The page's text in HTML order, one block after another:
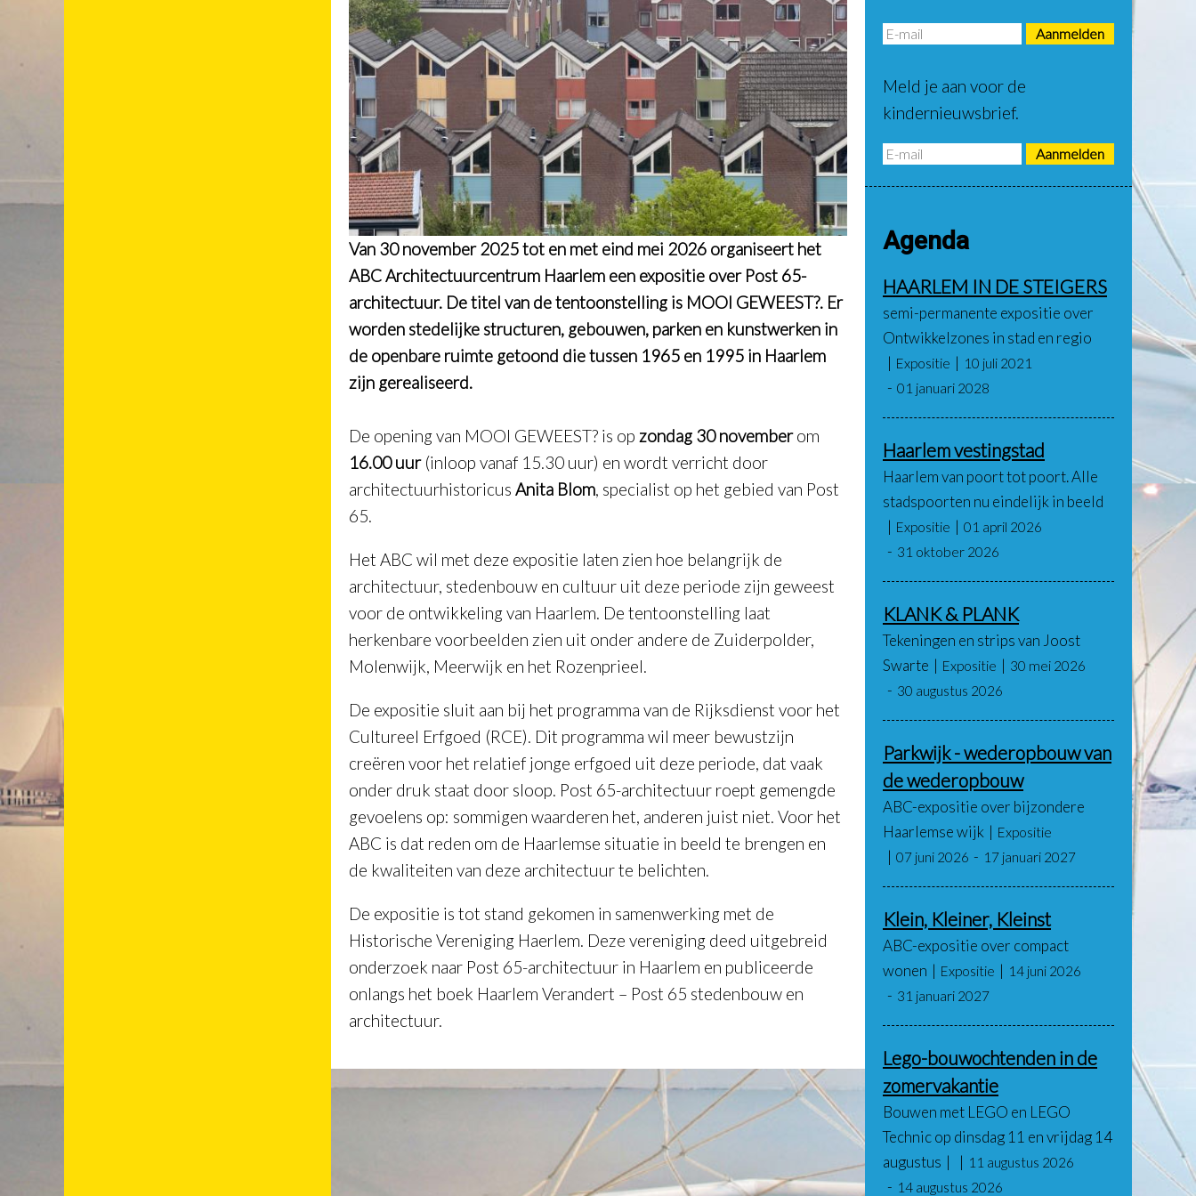
Van 30 november 2025 tot en met eind mei 2026 organiseert het
ABC Architectuurcentrum Haarlem een expositie over Post 65-
architectuur. De titel van de tentoonstelling is MOOI GEWEEST?. Er
worden stedelijke structuren, gebouwen, parken en kunstwerken in
de openbare ruimte getoond die tussen 1965 en 1995 in Haarlem
zijn gerealiseerd.
De opening van MOOI GEWEEST? is op zondag 30 novemberom
16.00 uur(inloop vanaf 15.30 uur) en wordt verricht door
architectuurhistoricus Anita Blom, specialist op het gebied van Post
65.
Het ABC wil met deze expositie laten zien hoe belangrijk de
architectuur, stedenbouw en cultuur uit deze periode zijn geweest
voor de ontwikkeling van Haarlem. De tentoonstelling laat
herkenbare voorbeelden zien uit onder andere de Zuiderpolder,
Molenwijk, Meerwijk en het Rozenprieel.
De expositie sluit aan bij het programma van de Rijksdienst voor het
Cultureel Erfgoed (RCE). Dit programma wil meer bewustzijn
creëren voor het relatief jonge erfgoed uit deze periode, dat vaak
onder druk staat door sloop. Post 65-architectuur roept gemengde
gevoelens op: sommigen waarderen het, anderen juist niet. Voor het
ABC is dat reden om de Haarlemse situatie in beeld te brengen en
de kwaliteiten van deze architectuur te belichten.
De expositie is tot stand gekomen in samenwerking met de
Historische Vereniging Haerlem. Deze vereniging deed uitgebreid
onderzoek naar Post 65-architectuur in Haarlem en publiceerde
onlangs het boek Haarlem Verandert – Post 65 stedenbouw en
architectuur.
Meld je aan voor de
kindernieuwsbrief.
Agenda
HAARLEM IN DE STEIGERS
semi-permanente expositie over
Ontwikkelzones in stad en regio
Expositie
10 juli 2021
01 januari 2028
Haarlem vestingstad
Haarlem van poort tot poort. Alle
stadspoorten nu eindelijk in beeld
Expositie
01 april 2026
31 oktober 2026
KLANK & PLANK
Tekeningen en strips van Joost
Swarte
Expositie
30 mei 2026
30 augustus 2026
Parkwijk - wederopbouw van
de wederopbouw
ABC-expositie over bijzondere
Haarlemse wijk
Expositie
07 juni 2026
17 januari 2027
Klein, Kleiner, Kleinst
ABC-expositie over compact
wonen
Expositie
14 juni 2026
31 januari 2027
Lego-bouwochtenden in de
zomervakantie
Bouwen met LEGO en LEGO
Technic op dinsdag 11 en vrijdag 14
augustus
11 augustus 2026
14 augustus 2026